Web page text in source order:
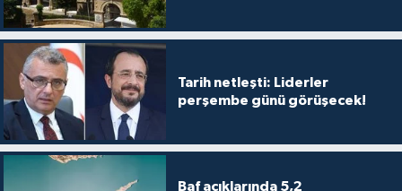
Tarih netleşti: Liderler
perşembe günü görüşecek!
Baf açıklarında 5,2